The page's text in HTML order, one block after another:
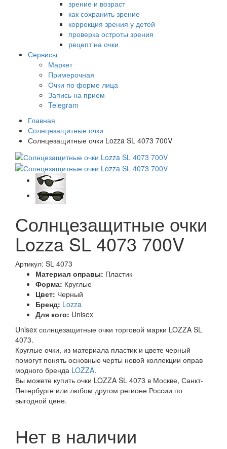
зрение и возраст
как сохранить зрение
коррекция зрения у детей
проверка остроты зрения
рецепт на очки
Сервисы
Маркет
Примерочная
Очки по форме лица
Запись на прием
Telegram
Главная
Солнцезащитные очки
Солнцезащитные очки Lozza SL 4073 700V
Солнцезащитные очки
Lozza SL 4073 700V
Артикул: SL 4073
Материал оправы: Пластик
Форма: Круглые
Цвет: Черный
Бренд: Lozza
Для кого: Unisex
Unisex солнцезащитные очки торговой марки LOZZA SL
4073.
Круглые очки, из материала пластик и цвете черный
помогут понять основные черты новой коллекции оправ
модного бренда LOZZA.
Вы можете купить очки LOZZA SL 4073 в Москве, Санкт-
Петербурге или любом другом регионе России по
выгодной цене.
Нет в наличии